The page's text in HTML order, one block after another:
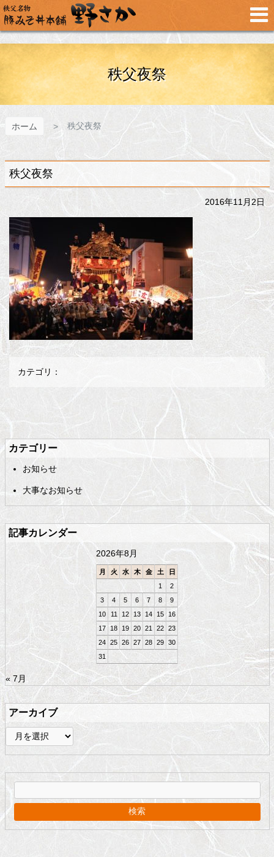
メ
イ
ン
コ
プ
秩父夜祭
ホーム 秩父夜祭
秩父夜祭
2016年11月2日
カテゴリ：
ン
ン
ツ
の
先
ジ
へ
戻
る
カテゴリー
お知らせ
大事なお知らせ
記事カレンダー
2026年8月
月 火 水 木 金 土
日
1
2
3
4 5 6 7 8
9
10
11 12 13 14 15
16
17
18 19 20 21 22 23
24 25 26 27 28 29 30
31
« 7月
アーカイブ
ア
ー
カ
イ
ブ